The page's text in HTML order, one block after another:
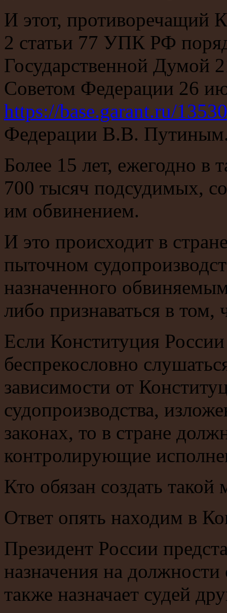
И этот, противоречащий
2 статьи 77 УПК РФ
Государственной Думой
Советом Федерации 26
https://base.garant.ru/
Федерации В.В.
Более 15 лет, ежегодно в
700 тысяч подсудимых,
им обвинением.
И это происходит в
пыточном
назначенного
либо признаваться в том,
Если Конституция
беспрекословно
зависимости от
судопроизводства,
законах, то в стране
контролирующие
Кто обязан создать такой
Ответ опять находим в
Президент России
назначения на
также назначает судей